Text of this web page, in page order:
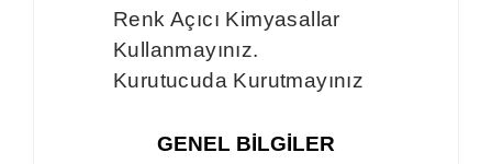
Renk Açıcı Kimyasallar
Kullanmayınız.
Kurutucuda Kurutmayınız
GENEL BİLGİLER